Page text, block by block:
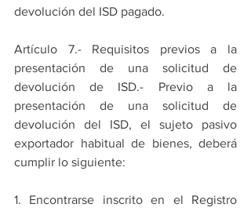
devolución del ISD pagado.
Artículo 7.- Requisitos previos a la
presentación de una solicitud de
devolución de ISD.- Previo a la
presentación de una solicitud de
devolución del ISD, el sujeto pasivo
exportador habitual de bienes, deberá
cumplir lo siguiente:
1. Encontrarse inscrito en el Registro